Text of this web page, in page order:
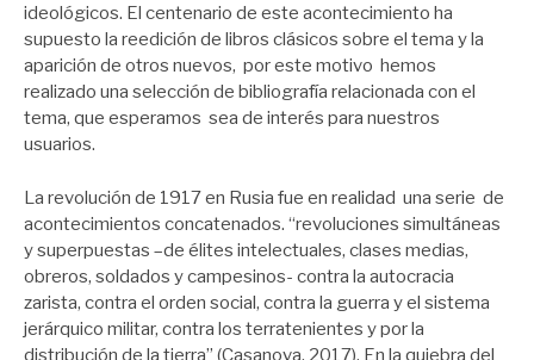
ideológicos. El centenario de este acontecimiento ha
supuesto la reedición de libros clásicos sobre el tema y la
aparición de otros nuevos, por este motivo hemos
realizado una selección de bibliografía relacionada con el
tema, que esperamos sea de interés para nuestros
usuarios.
La revolución de 1917 en Rusia fue en realidad una serie de
acontecimientos concatenados. “revoluciones simultáneas
y superpuestas –de élites intelectuales, clases medias,
obreros, soldados y campesinos- contra la autocracia
zarista, contra el orden social, contra la guerra y el sistema
jerárquico militar, contra los terratenientes y por la
distribución de la tierra” (Casanova, 2017). En la quiebra del